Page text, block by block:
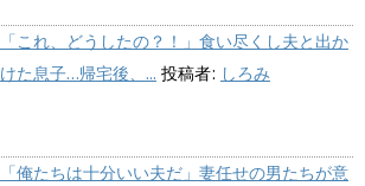
「これ、どうしたの？！」食い尽くし夫と出か
けた息子…帰宅後、... 投稿者: しろみ
「俺たちは十分いい夫だ」妻任せの男たちが意